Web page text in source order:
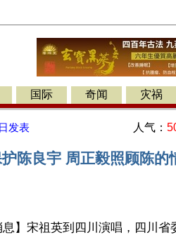
国际 奇闻 灾祸
发表 人气：
陈良宇 周正毅照顾陈的
息】宋祖英到四川演唱，四川